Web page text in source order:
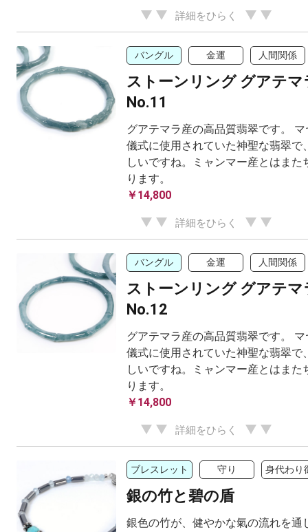
詳細をひらく
バングル 金運 人間関係
ストーンリング グアテマ
No.11
グアテマラ産の高品質翡翠です。
儀式に使用されていた神聖な翡翠で
しいですね。ミャンマー産とはまた
ります。
￥14,800
詳細をひらく
バングル 金運 人間関係
ストーンリング グアテマ
No.12
グアテマラ産の高品質翡翠です。
儀式に使用されていた神聖な翡翠で
しいですね。ミャンマー産とはまた
ります。
￥14,800
詳細をひらく
ブレスレット 守り 身代わり
銀の竹と碧の盾
銀色の竹が、健やかな氣の流れを通